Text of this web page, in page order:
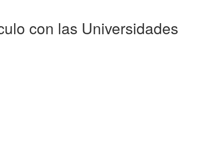
con las Universidades